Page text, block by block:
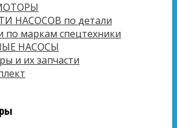
НАСОСОВ по детали
по маркам спецтехники
НАСОСЫ
и их запчасти